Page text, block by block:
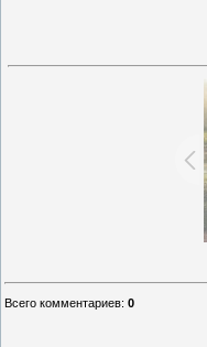
Всего комментариев: 0